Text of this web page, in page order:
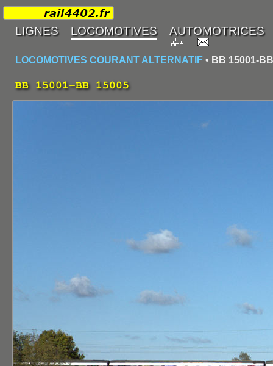
LOCOMOTIVES COURANT ALTERNATIF • BB 15001-
BB 15001-BB 15005